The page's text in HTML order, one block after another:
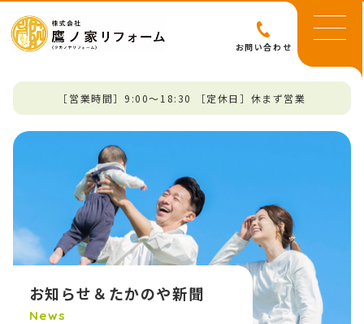
お問い合わせ
［営業時間］9:00～18:30 ［定休日］休まず営業
お知らせ＆たかのや新聞
News